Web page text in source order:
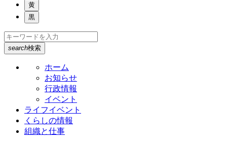
黄
黒
search検索
ホーム
お知らせ
行政情報
イベント
ライフイベント
くらしの情報
組織と仕事